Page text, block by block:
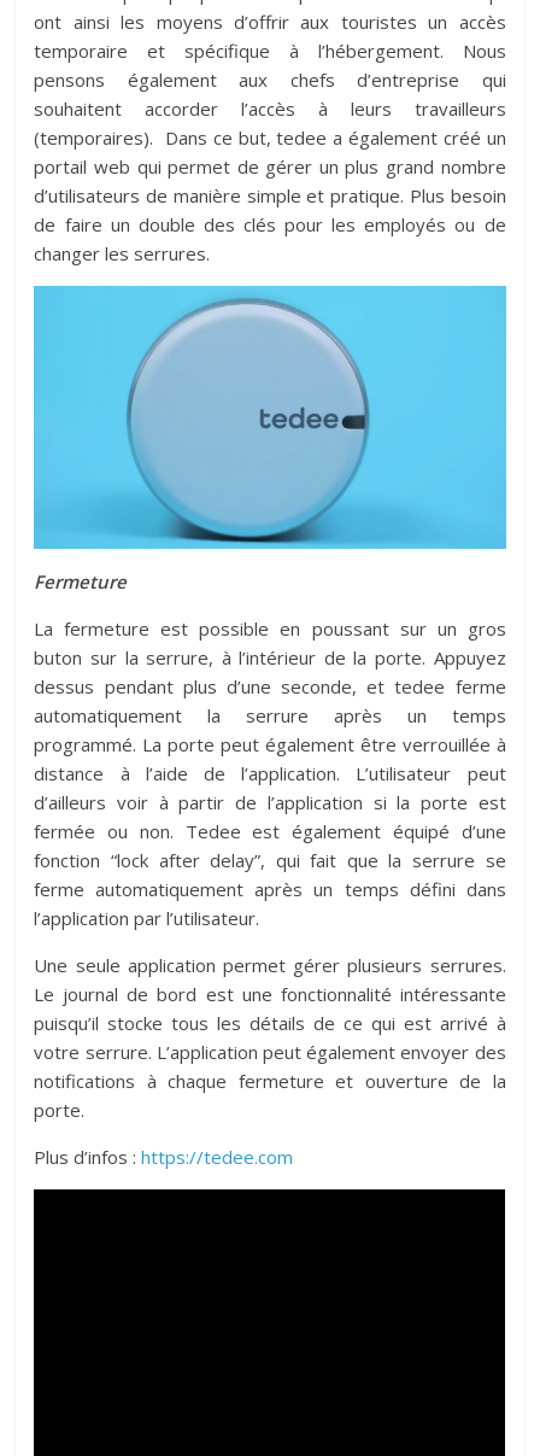
ont ainsi les moyens d’offrir aux touristes un accès
temporaire et spécifique à l’hébergement. Nous
pensons également aux chefs d’entreprise qui
souhaitent accorder l’accès à leurs travailleurs
(temporaires). Dans ce but, tedee a également créé un
portail web qui permet de gérer un plus grand nombre
d’utilisateurs de manière simple et pratique. Plus besoin
de faire un double des clés pour les employés ou de
changer les serrures.
Fermeture
La fermeture est possible en poussant sur un gros
buton sur la serrure, à l’intérieur de la porte. Appuyez
dessus pendant plus d’une seconde, et tedee ferme
automatiquement la serrure après un temps
programmé. La porte peut également être verrouillée à
distance à l’aide de l’application. L’utilisateur peut
d’ailleurs voir à partir de l’application si la porte est
fermée ou non. Tedee est également équipé d’une
fonction “lock after delay”, qui fait que la serrure se
ferme automatiquement après un temps défini dans
l’application par l’utilisateur.
Une seule application permet gérer plusieurs serrures.
Le journal de bord est une fonctionnalité intéressante
puisqu’il stocke tous les détails de ce qui est arrivé à
votre serrure. L’application peut également envoyer des
notifications à chaque fermeture et ouverture de la
porte.
Plus d’infos :https://tedee.com